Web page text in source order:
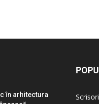
în arhitectura